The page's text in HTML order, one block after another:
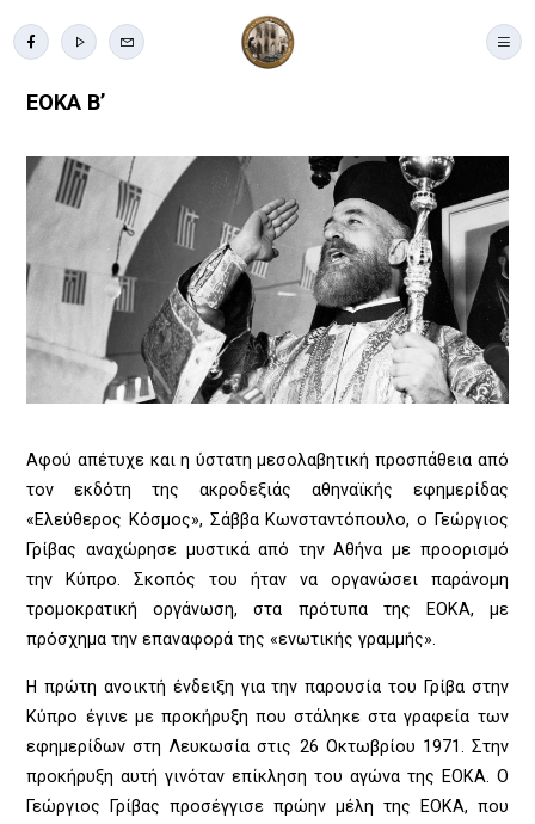
ΕΟΚΑ Β’
Αφού απέτυχε και η ύστατη μεσολαβητική προσπάθεια από
τον εκδότη της ακροδεξιάς αθηναϊκής εφημερίδας
«Ελεύθερος Κόσμος», Σάββα Κωνσταντόπουλο, ο Γεώργιος
Γρίβας αναχώρησε μυστικά από την Αθήνα με προορισμό
την Κύπρο. Σκοπός του ήταν να οργανώσει παράνομη
τρομοκρατική οργάνωση, στα πρότυπα της ΕΟΚΑ, με
πρόσχημα την επαναφορά της «ενωτικής γραμμής».
Η πρώτη ανοικτή ένδειξη για την παρουσία του Γρίβα στην
Κύπρο έγινε με προκήρυξη που στάληκε στα γραφεία των
εφημερίδων στη Λευκωσία στις 26 Οκτωβρίου 1971. Στην
προκήρυξη αυτή γινόταν επίκληση του αγώνα της ΕΟΚΑ. Ο
Γεώργιος Γρίβας προσέγγισε πρώην μέλη της ΕΟΚΑ, που